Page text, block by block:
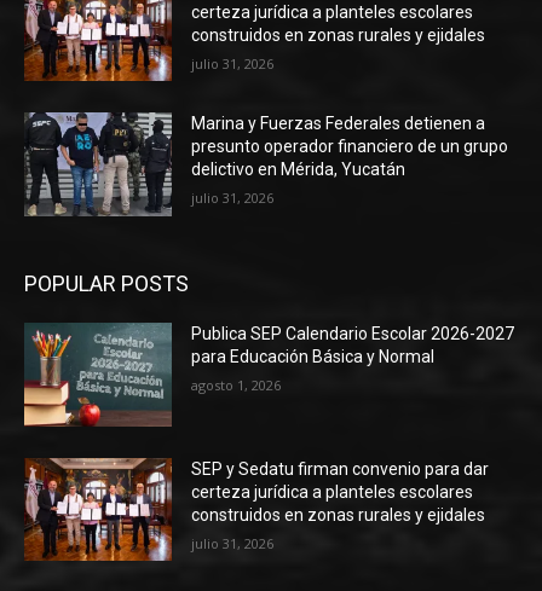
certeza jurídica a planteles escolares
construidos en zonas rurales y ejidales
julio 31, 2026
Marina y Fuerzas Federales detienen a
presunto operador financiero de un grupo
delictivo en Mérida, Yucatán
julio 31, 2026
POPULAR POSTS
Publica SEP Calendario Escolar 2026-2027
para Educación Básica y Normal
agosto 1, 2026
SEP y Sedatu firman convenio para dar
certeza jurídica a planteles escolares
construidos en zonas rurales y ejidales
julio 31, 2026